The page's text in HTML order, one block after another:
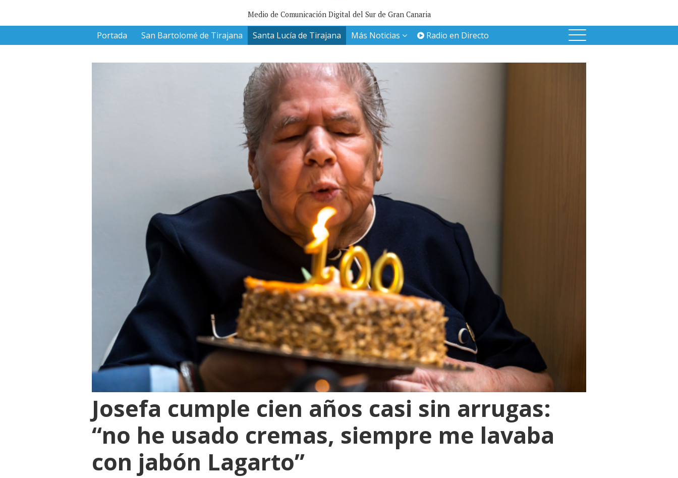
Medio de Comunicación Digital del Sur de Gran Canaria
Portada San Bartolomé de Tirajana Santa Lucía de Tirajana Más Noticias Radio en Directo
Josefa cumple cien años casi sin arrugas:
“no he usado cremas, siempre me lavaba
con jabón Lagarto”